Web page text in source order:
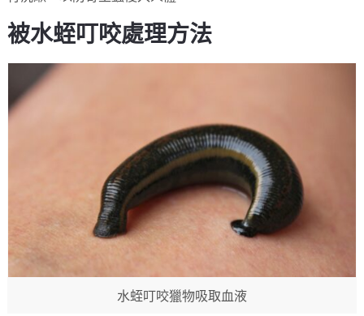
被水蛭叮咬處理方法
水蛭叮咬獵物吸取血液